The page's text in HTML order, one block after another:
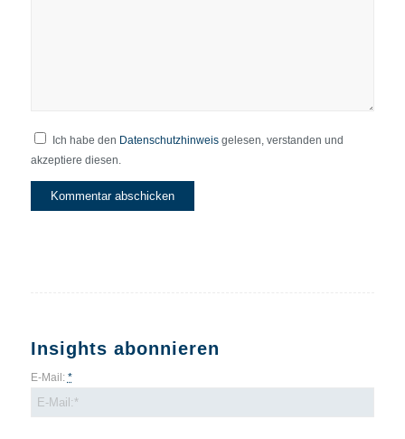
Ich habe den Datenschutzhinweisgelesen, verstanden und
akzeptiere diesen.
Insights abonnieren
E-Mail: *